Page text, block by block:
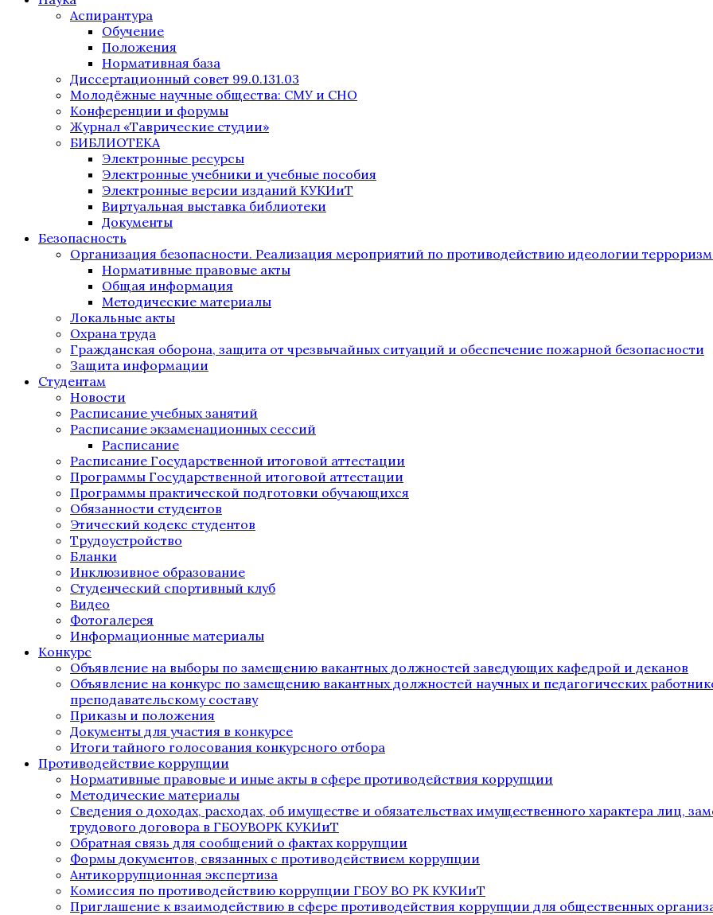
Аспирантура
Обучение
Положения
Нормативная база
Диссертационный совет 99.0.131.03
Молодёжные научные общества: СМУ и СНО
Конференции и форумы
Журнал «Таврические студии»
БИБЛИОТЕКА
Электронные ресурсы
Электронные учебники и учебные пособия
Электронные версии изданий КУКИиТ
Виртуальная выставка библиотеки
Документы
Безопасность
Организация безопасности. Реализация мероприятий по противодействию идеологии
Нормативные правовые акты
Общая информация
Методические материалы
Локальные акты
Охрана труда
Гражданская оборона, защита от чрезвычайных ситуаций и обеспечение пожарной безопасности
Защита информации
Студентам
Новости
Расписание учебных занятий
Расписание экзаменационных сессий
Расписание
Расписание Государственной итоговой аттестации
Программы Государственной итоговой аттестации
Программы практической подготовки обучающихся
Обязанности студентов
Этический кодекс студентов
Трудоустройство
Бланки
Инклюзивное образование
Студенческий спортивный клуб
Видео
Фотогалерея
Информационные материалы
Конкурс
Объявление на выборы по замещению вакантных должностей заведующих кафедрой и деканов
Объявление на конкурс по замещению вакантных должностей научных и педагогических
преподавательскому составу
Приказы и положения
Документы для участия в конкурсе
Итоги тайного голосования конкурсного отбора
Противодействие коррупции
Нормативные правовые и иные акты в сфере противодействия коррупции
Методические материалы
Сведения о доходах, расходах, об имуществе и обязательствах имущественного характера лиц,
трудового договора в ГБОУВОРК КУКИиТ
Обратная связь для сообщений о фактах коррупции
Формы документов, связанных с противодействием коррупции
Антикоррупционная экспертиза
Комиссия по противодействию коррупции ГБОУ ВО РК КУКИиТ
Приглашение к взаимодействию в сфере противодействия коррупции для общественных